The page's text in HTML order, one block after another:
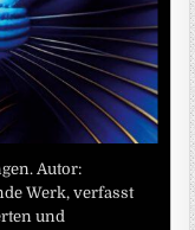
Autor:
Werk, verfasst
und